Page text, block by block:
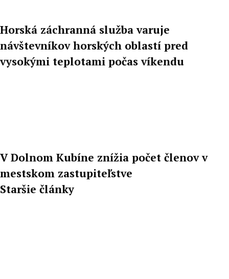
Horská záchranná služba varuje
návštevníkov horských oblastí pred
vysokými teplotami počas víkendu
V Dolnom Kubíne znížia počet členov v
mestskom zastupiteľstve
Staršie články